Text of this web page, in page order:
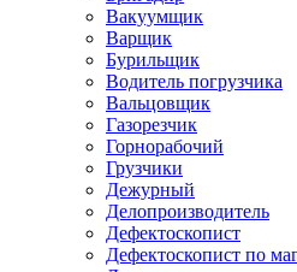
Вакуумщик
Варщик
Бурильщик
Водитель погрузчика
Вальцовщик
Газорезчик
Горнорабочий
Грузчики
Дежурный
Делопроизводитель
Дефектоскопист
Дефектоскопист по